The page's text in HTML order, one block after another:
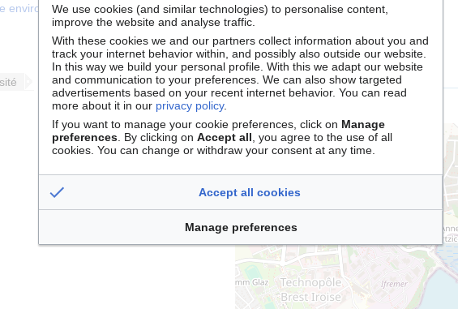
internationale
A un nœud français
Type d'infrastructure
Distribuée
Localisation
Plouzané
+
environnementale,
We use cookies (and similar technologies) to personalise content,
improve the website and analyse traffic.
With these cookies we and our partners collect information about you and
track your internet behavior within, and possibly also outside our website.
In this way we build your personal profile. With this we adapt our website
and communication to your preferences. We can also show targeted
advertisements based on your recent internet behavior. You can read
more about it in our privacy policy.
If you want to manage your cookie preferences, click on Manage
preferences. By clicking on Accept all, you agree to the use of all
cookies. You can change or withdraw your consent at any time.
Accept all cookies
Manage preferences